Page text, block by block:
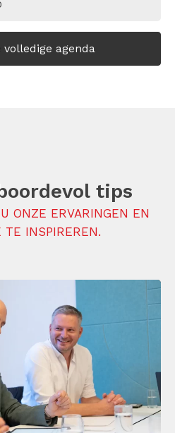
volledige agenda
tips
ONZE ERVARINGEN EN
TE INSPIREREN.